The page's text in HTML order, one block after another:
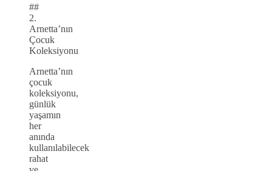
##
2.
Arnetta’nın
Çocuk
Koleksiyonu
Arnetta’nın
çocuk
koleksiyonu,
günlük
yaşamın
her
anında
kullanılabilecek
rahat